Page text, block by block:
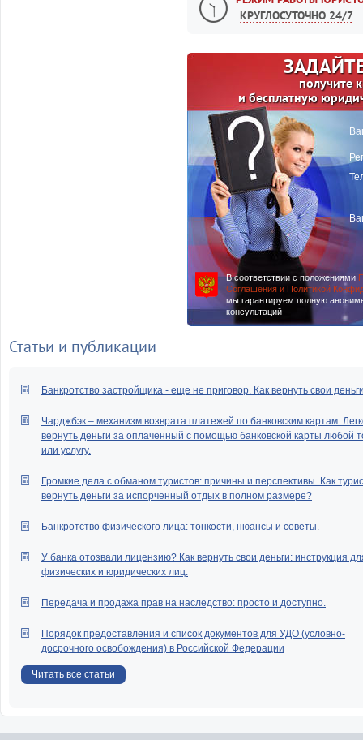
КРУГЛОСУТОЧНО 24/7
получите
и бесплатную
В соответствии с положениями
Соглашения и Политикой
мы гарантируем полную
консультаций
Статьи и публикации
Банкротство застройщика - еще не приговор. Как вернуть свои
Чарджбэк – механизм возврата платежей по банковским картам.
вернуть деньги за оплаченный с помощью банковской карты любой
или услугу.
Громкие дела с обманом туристов: причины и перспективы. Как
вернуть деньги за испорченный отдых в полном размере?
Банкротство физического лица: тонкости, нюансы и советы.
У банка отозвали лицензию? Как вернуть свои деньги: инструкция
физических и юридических лиц.
Передача и продажа прав на наследство: просто и доступно.
Порядок предоставления и список документов для УДО (условно-
досрочного освобождения) в Российской Федерации
Читать все статьи